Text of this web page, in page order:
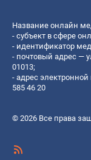
Название онлайн
- субъект в сфере
- идентификатор
- почтовый адрес —
01013;
- адрес
585 46 20
© 2026 Все права